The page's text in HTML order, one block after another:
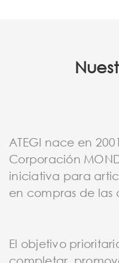
ATEGI nace en
Corporación
iniciativa para
en compras de las
El objetivo
completar,